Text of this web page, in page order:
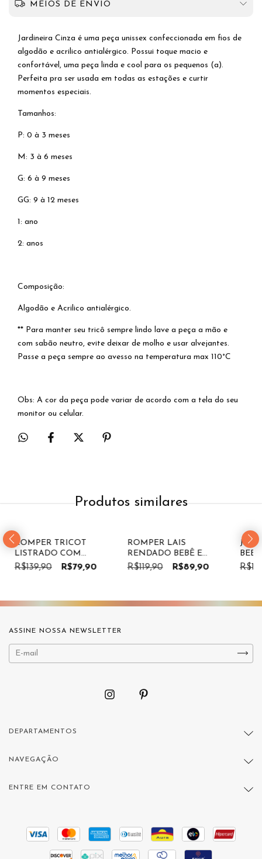
MEIOS DE ENVIO
Jardineira Cinza é uma peça unissex confeccionada em fios de
algodão e acrilico antialérgico. Possui toque macio e
confortável, uma peça linda e cool para os pequenos (a).
Perfeita pra ser usada em todas as estações e curtir
momentos especiais.
Tamanhos:
P: 0 à 3 meses
M: 3 à 6 meses
G: 6 à 9 meses
GG: 9 à 12 meses
1: ano
2: anos
Composição:
Algodão e Acrilico antialérgico.
** Para manter seu tricô sempre lindo lave a peça a mão e
com sabão neutro, evite deixar de molho e usar alvejantes.
Passe a peça sempre ao avesso na temperatura max 110°C
Obs: A cor da peça pode variar de acordo com a tela do seu
monitor ou celular.
Produtos similares
ROMPER TRICOT
LISTRADO COM
BOLSO BEBÊ E
R$139,90 R$79,90
ROMPER LAIS
RENDADO BEBÊ E
INFANTIL
R$119,90 R$89,90
ASSINE NOSSA NEWSLETTER
DEPARTAMENTOS
NAVEGAÇÃO
ENTRE EM CONTATO